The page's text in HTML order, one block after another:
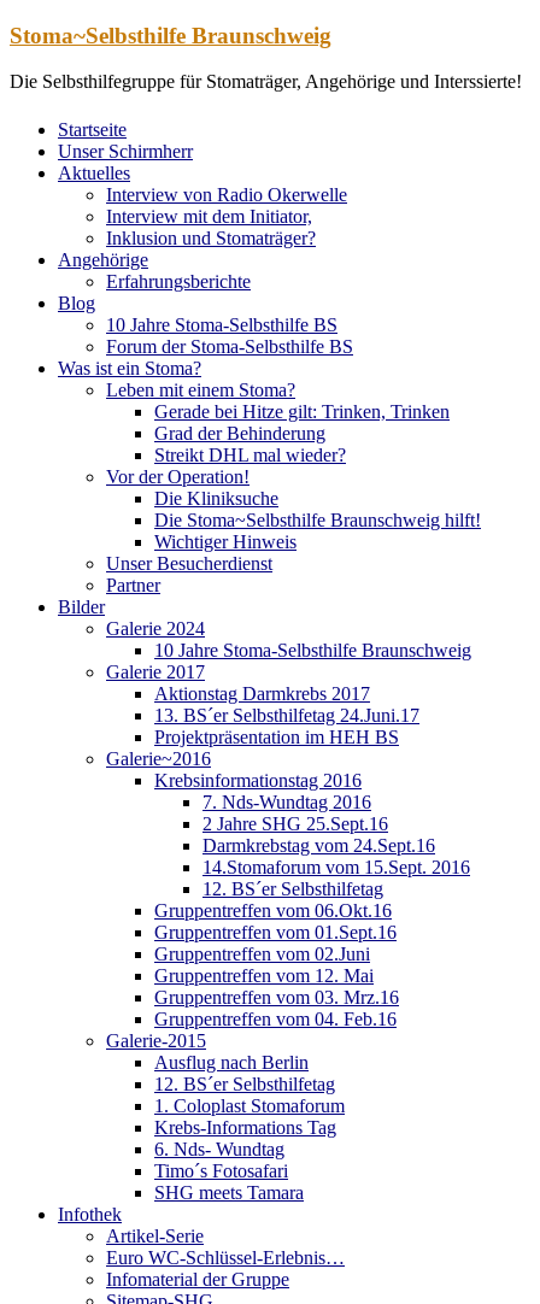
Zum
springen
Stoma~Selbsthilfe Braunschweig
Die Selbsthilfegruppe für Stomaträger, Angehörige und Interssierte!
Startseite
Unser Schirmherr
Aktuelles
Interview von Radio Okerwelle
Interview mit dem Initiator,
Inklusion und Stomaträger?
Angehörige
Erfahrungsberichte
Blog
10 Jahre Stoma-Selbsthilfe BS
Forum der Stoma-Selbsthilfe BS
Was ist ein Stoma?
Leben mit einem Stoma?
Gerade bei Hitze gilt: Trinken, Trinken
Grad der Behinderung
Streikt DHL mal wieder?
Vor der Operation!
Die Kliniksuche
Die Stoma~Selbsthilfe Braunschweig hilft!
Wichtiger Hinweis
Unser Besucherdienst
Partner
Bilder
Galerie 2024
10 Jahre Stoma-Selbsthilfe Braunschweig
Galerie 2017
Aktionstag Darmkrebs 2017
13. BS´er Selbsthilfetag 24.Juni.17
Projektpräsentation im HEH BS
Galerie~2016
Krebsinformationstag 2016
7. Nds-Wundtag 2016
2 Jahre SHG 25.Sept.16
Darmkrebstag vom 24.Sept.16
14.Stomaforum vom 15.Sept. 2016
12. BS´er Selbsthilfetag
Gruppentreffen vom 06.Okt.16
Gruppentreffen vom 01.Sept.16
Gruppentreffen vom 02.Juni
Gruppentreffen vom 12. Mai
Gruppentreffen vom 03. Mrz.16
Gruppentreffen vom 04. Feb.16
Galerie-2015
Ausflug nach Berlin
12. BS´er Selbsthilfetag
1. Coloplast Stomaforum
Krebs-Informations Tag
6. Nds- Wundtag
Timo´s Fotosafari
SHG meets Tamara
Infothek
Artikel-Serie
Euro WC-Schlüssel-Erlebnis…
Infomaterial der Gruppe